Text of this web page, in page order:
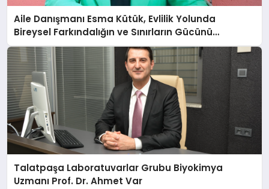
Aile Danışmanı Esma Kütük, Evlilik Yolunda
Bireysel Farkındalığın ve Sınırların Gücünü
Anlatıyor
Talatpaşa Laboratuvarlar Grubu Biyokimya
Uzmanı Prof. Dr. Ahmet Var